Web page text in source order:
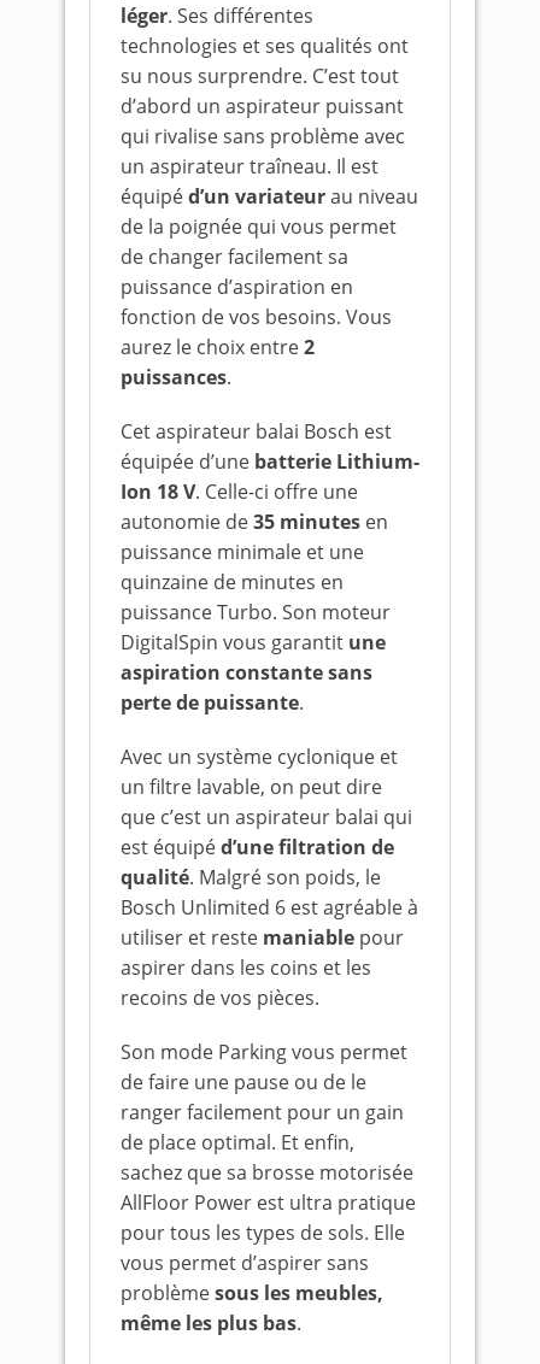
léger. Ses différentes
technologies et ses qualités ont
su nous surprendre. C’est tout
d’abord un aspirateur puissant
qui rivalise sans problème avec
un aspirateur traîneau. Il est
équipéd’un variateurau niveau
de la poignée qui vous permet
de changer facilement sa
puissance d’aspiration en
fonction de vos besoins. Vous
aurez le choix entre2
puissances.
Cet aspirateur balai Bosch est
équipée d’une batterie Lithium-
Ion 18 V. Celle-ci offre une
autonomie de35 minutes en
puissance minimale et une
quinzaine de minutes en
puissance Turbo. Son moteur
DigitalSpin vous garantit une
aspiration constante sans
perte de puissante.
Avec un système cyclonique et
un filtre lavable, on peut dire
que c’est un aspirateur balai qui
est équipéd’une filtration de
qualité. Malgré son poids, le
Bosch Unlimited 6 est agréable à
utiliser et reste maniable pour
aspirer dans les coins et les
recoins de vos pièces.
Son mode Parking vous permet
de faire une pause ou de le
ranger facilement pour un gain
de place optimal. Et enfin,
sachez que sa brosse motorisée
AllFloor Power est ultra pratique
pour tous les types de sols. Elle
vous permet d’aspirer sans
problèmesous les meubles,
même les plus bas.